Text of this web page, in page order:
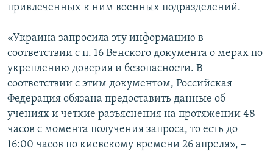
УКРАИНСКАЯ ПРОБЛЕМА КРЫМА
привлеченных к ним военных подразделений.
«Украина запросила эту информацию в
соответствии с п. 16 Венского документа о мерах по
укреплению доверия и безопасности. В
соответствии с этим документом, Российская
Федерация обязана предоставить данные об
учениях и четкие разъяснения на протяжении 48
часов с момента получения запроса, то есть до
16:00 часов по киевскому времени 26 апреля», –